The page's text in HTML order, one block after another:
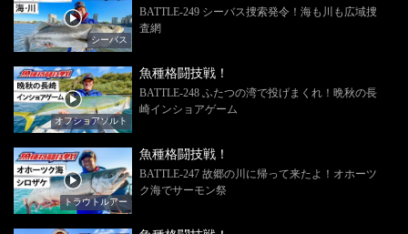
シーバス
BATTLE-249 シーバス捜索発令！海も川も広域捜
査網
オフショアソルト
魚種格闘技戦！
BATTLE-248 ふたつの湾で投げまくれ！晩秋の長
崎インショアゲーム
トラウトルアー
魚種格闘技戦！
BATTLE-247 故郷の川に帰って来たよ！オホーツ
ク海でサーモン祭